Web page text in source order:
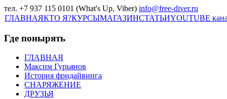
тел. +7 937 115 0101 (What's Up, Viber) info@free-diver.ru
ГЛАВНАЯКТО Я?КУРСЫМАГАЗИНСТАТЬИYOUTUBE
Где понырять
ГЛАВНАЯ
Максим Гурьянов
История фридайвинга
СНАРЯЖЕНИЕ
ДРУЗЬЯ